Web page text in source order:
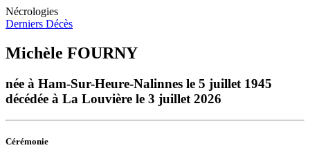
Nécrologies
Derniers Décès
Michèle FOURNY
née à Ham-Sur-Heure-Nalinnes le 5 juillet 1945
décédée à La Louvière le 3 juillet 2026
Cérémonie